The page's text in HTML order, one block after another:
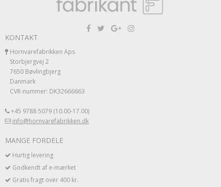
KONTAKT
Hornvarefabrikken Aps
Storbjergvej 2
7650 Bøvlingbjerg
Danmark
CVR-nummer: DK32666663
+45 9788 5079 (10.00-17.00)
info@hornvarefabrikken.dk
MANGE FORDELE
Hurtig levering
Godkendt af e-mærket
Gratis fragt over 400 kr.